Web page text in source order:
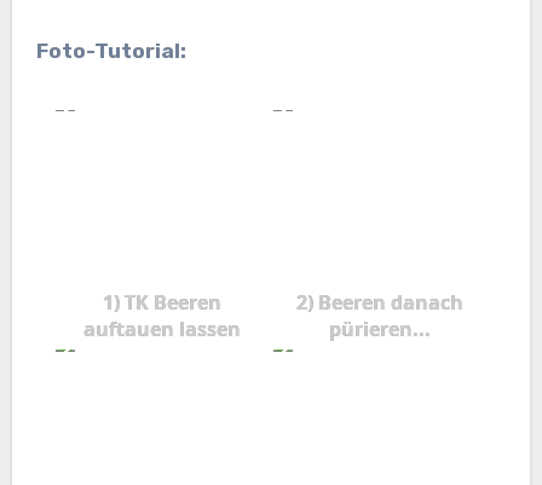
Foto-Tutorial:
1) TK Beeren
auftauen lassen
2) Beeren danach
pürieren...